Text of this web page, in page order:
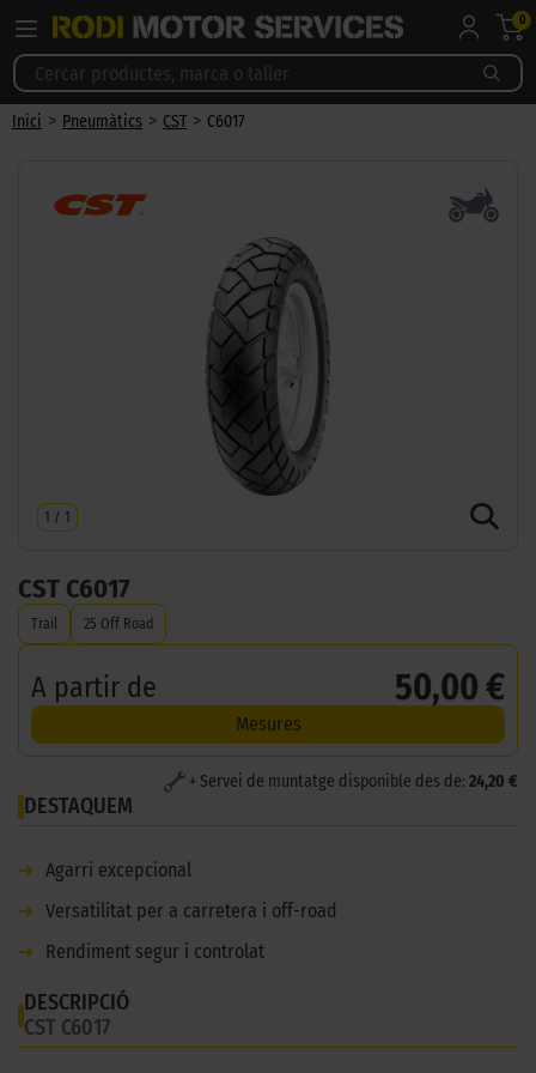
0
Inici > Pneumàtics > CST > C6017
1 / 1
CST C6017
Trail 25 Off Road
A partir de 50,00 €
Mesures
+ Servei de muntatge disponible des de: 24,20 €
DESTAQUEM
➜ Agarri excepcional
➜ Versatilitat per a carretera i off-road
➜
Rendiment segur i controlat
DESCRIPCIÓ
CST C6017